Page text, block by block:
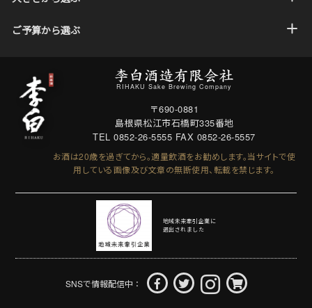
ご予算から選ぶ
RIHAKU Sake Brewing Company
〒690-0881
島根県松江市石橋町335番地
TEL 0852-26-5555 FAX 0852-26-5557
お酒は20歳を過ぎてから。適量飲酒をお勧めします。当サイトで使
用している画像及び文章の無断使用、転載を禁じます。
地域未来牽引企業に
選出されました
SNSで情報配信中：